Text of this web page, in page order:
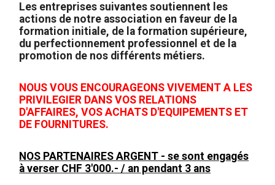
Les entreprises suivantes soutiennent les
actions de notre association en faveur de la
formation initiale, de la formation supérieure,
du perfectionnement professionnel et de la
promotion de nos différents métiers.
NOUS VOUS ENCOURAGEONS VIVEMENT A LES
PRIVILEGIER DANS VOS RELATIONS
D'AFFAIRES, VOS ACHATS D'EQUIPEMENTS ET
DE FOURNITURES.
NOS PARTENAIRES ARGENT - se sont engagés
à verser CHF 3'000.- / an pendant 3 ans